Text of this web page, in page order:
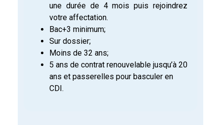
une durée de 4 mois puis rejoindrez
votre affectation.
Bac+3 minimum;
Sur dossier;
Moins de 32 ans;
5 ans de contrat renouvelable jusqu’à 20
ans et passerelles pour basculer en
CDI.